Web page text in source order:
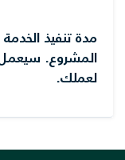
مدة تنفيذ
المشروع. سيعمل
لعملك.